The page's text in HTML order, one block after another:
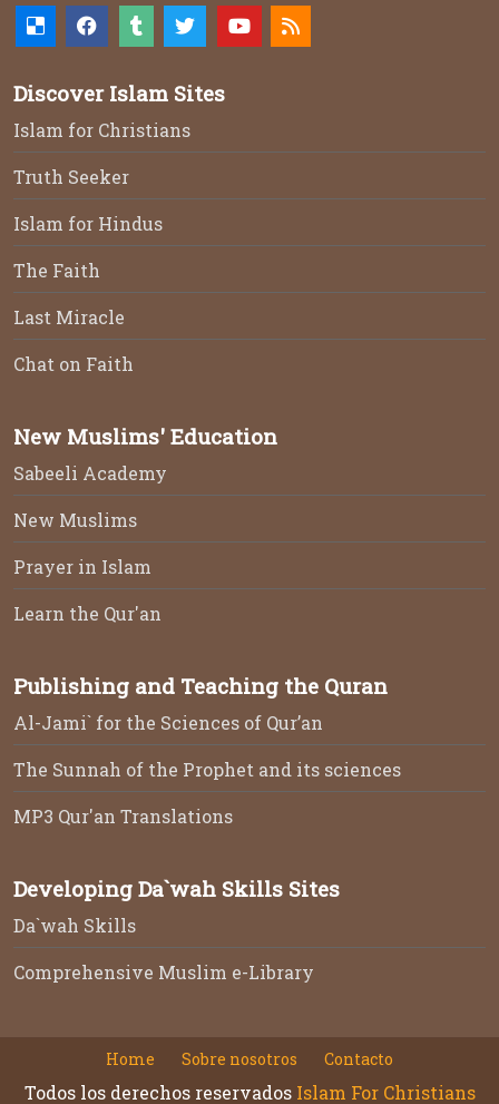
Discover Islam Sites
Islam for Christians
Truth Seeker
Islam for Hindus
The Faith
Last Miracle
Chat on Faith
New Muslims' Education
Sabeeli Academy
New Muslims
Prayer in Islam
Learn the Qur'an
Publishing and Teaching the Quran
Al-Jami` for the Sciences of Qur’an
The Sunnah of the Prophet and its sciences
MP3 Qur'an Translations
Developing Da`wah Skills Sites
Da`wah Skills
Comprehensive Muslim e-Library
Home Sobre nosotros Contacto
Todos los derechos reservados Islam For Christians